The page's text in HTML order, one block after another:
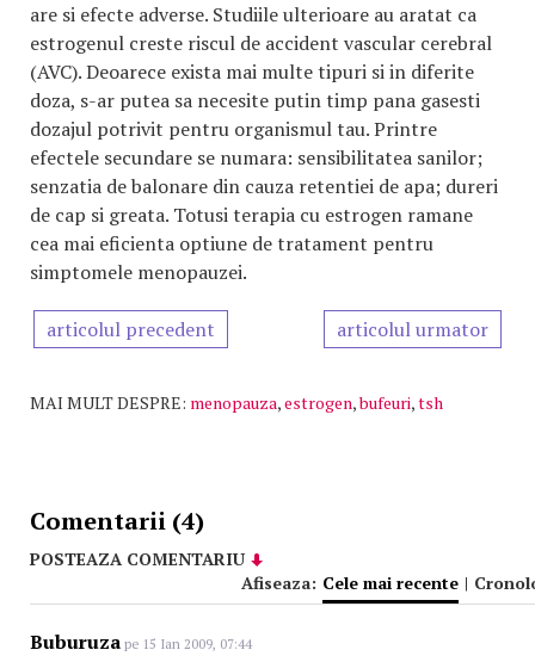
are si efecte adverse. Studiile ulterioare au aratat ca
estrogenul creste riscul de accident vascular cerebral
(AVC). Deoarece exista mai multe tipuri si in diferite
doza, s-ar putea sa necesite putin timp pana gasesti
dozajul potrivit pentru organismul tau. Printre
efectele secundare se numara: sensibilitatea sanilor;
senzatia de balonare din cauza retentiei de apa; dureri
de cap si greata. Totusi terapia cu estrogen ramane
cea mai eficienta optiune de tratament pentru
simptomele menopauzei.
articolul precedent articolul urmator
MAI MULT DESPRE: menopauza,estrogen,bufeuri,tsh
Comentarii (4)
POSTEAZA COMENTARIU
Afiseaza: Cele mai recente |
Buburuza pe 15 Ian 2009, 07:44